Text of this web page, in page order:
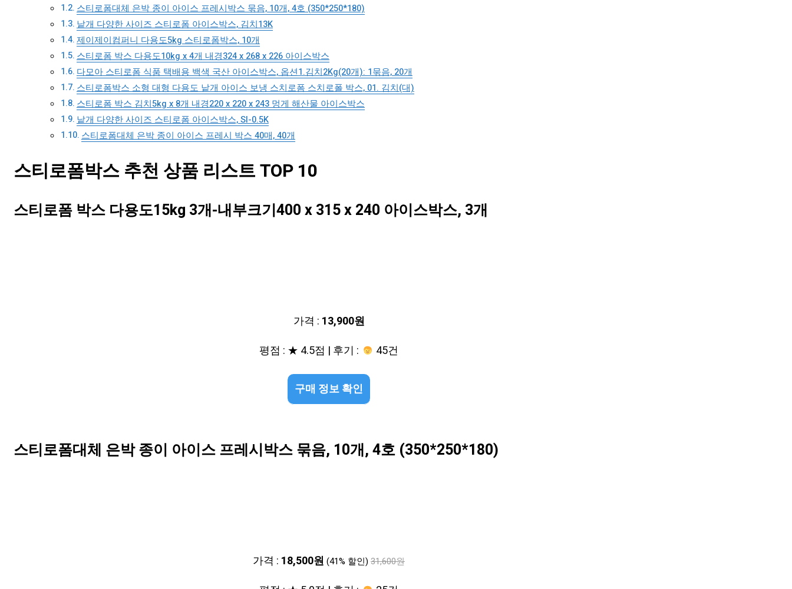
스티로폼대체 은박 종이 아이스 프레시박스 묶음, 10개, 4호 (350*250*180)
낱개 다양한 사이즈 스티로폼 아이스박스, 김치13K
제이제이컴퍼니 다용도5kg 스티로폼박스, 10개
스티로폼 박스 다용도10kg x 4개 내경324 x 268 x 226 아이스박스
다모아 스티로폼 식품 택배용 백색 국산 아이스박스, 옵션1.김치2Kg(20개): 1묶음, 20개
스티로폼박스 소형 대형 다용도 낱개 아이스 보냉 스치로폼 스치로폴 박스, 01. 김치(대)
스티로폼 박스 김치5kg x 8개 내경220 x 220 x 243 멍게 해산물 아이스박스
낱개 다양한 사이즈 스티로폼 아이스박스, SI-0.5K
스티로폼대체 은박 종이 아이스 프레시 박스 40매, 40개
스티로폼박스 추천 상품 리스트 TOP 10
스티로폼 박스 다용도15kg 3개-내부크기400 x 315 x 240 아이스박스, 3개
가격 : 13,900원
평점 : ★ 4.5점 | 후기 :
45건
구매 정보 확인
스티로폼대체 은박 종이 아이스 프레시박스 묶음, 10개, 4호 (350*250*180)
가격 : 18,500원 (41% 할인) 31,600원